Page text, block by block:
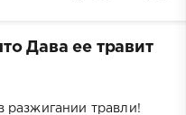
Дава ее травит
разжигании травли!